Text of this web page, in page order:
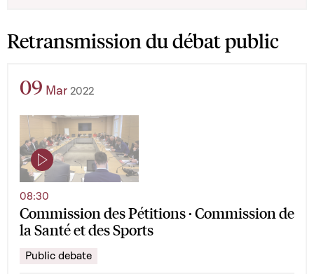
Retransmission du débat public
09 Mar 2022
Commission des Pétitions · Commission de
la Santé et des Sports
08:30
Public debate